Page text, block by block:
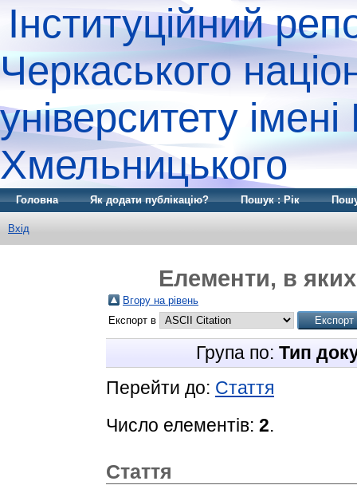
Інституційний
Черкаського
університету
Хмельницького
Головна Як додати публікацію? Пошук : Рік
Вхід
Елементи, в
Вгору на рівень
Експорт в
Група по: Тип
Перейти до: Стаття
Число елементів: 2.
Стаття